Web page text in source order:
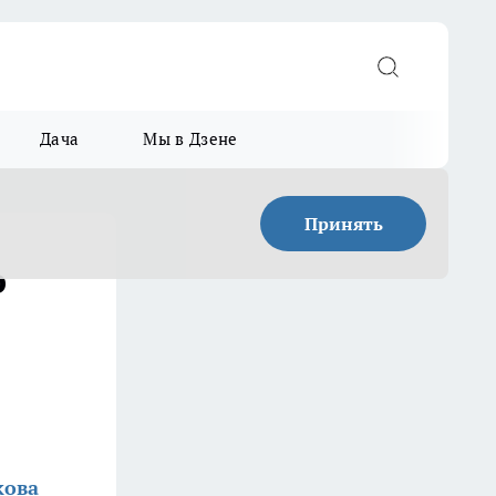
Дача Мы в Дзене
Принять